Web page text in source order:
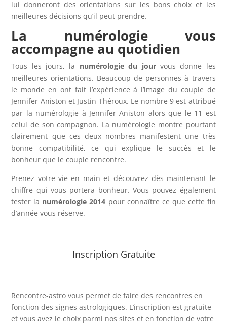
lui donneront des orientations sur les bons choix et les
meilleures décisions qu’il peut prendre.
La numérologie vous
accompagne au quotidien
Tous les jours, la numérologie du jourvous donne les
meilleures orientations. Beaucoup de personnes à travers
le monde en ont fait l’expérience à l’image du couple de
Jennifer Aniston et Justin Théroux. Le nombre 9 est attribué
par la numérologie à Jennifer Aniston alors que le 11 est
celui de son compagnon. La numérologie montre pourtant
clairement que ces deux nombres manifestent une très
bonne compatibilité, ce qui explique le succès et le
bonheur que le couple rencontre.
Prenez votre vie en main et découvrez dès maintenant le
chiffre qui vous portera bonheur. Vous pouvez également
tester la numérologie 2014 pour connaître ce que cette fin
d’année vous réserve.
Inscription Gratuite
Rencontre-astro vous permet de faire des rencontres en
fonction des signes astrologiques. L’inscription est gratuite
et vous avez le choix parmi nos sites et en fonction de votre